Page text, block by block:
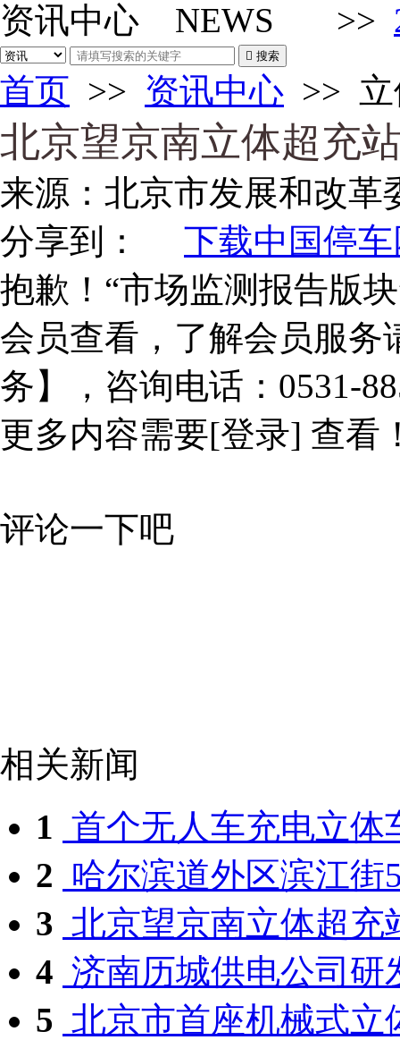
资讯中心 NEWS >>
 搜索
首页 >> 资讯中心 >>
北京望京南立体超充
来源： 北京市发展和改革
分享到：
下载中国停车
抱歉！“市场监测报告版
会员查看，了解会员服务
务】，咨询电话：0531-
更多内容需要[登录] 查看
评论一下吧
相关新闻
1 首个无人车充电立体
2 哈尔滨道外区滨江街
3 北京望京南立体超充
4 济南历城供电公司研
5 北京市首座机械式立